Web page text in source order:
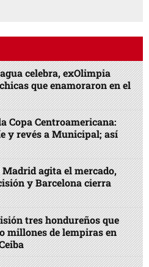
celebra, exOlimpia
que enamoraron en el
Copa Centroamericana:
y revés a Municipal; así
Madrid agita el mercado,
y Barcelona cierra
tres hondureños que
millones de lempiras en